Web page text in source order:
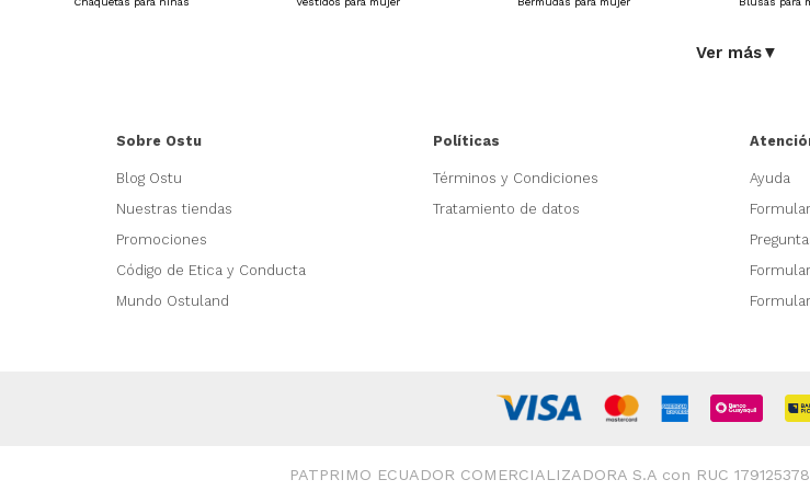
Ver más▼
Sobre Ostu
Blog Ostu
Nuestras tiendas
Promociones
Código de Etica y Conducta
Mundo Ostuland
Políticas
Términos y Condiciones
Tratamiento de datos
Ayuda
PATPRIMO ECUADOR COMERCIALIZADORA S.A con RUC